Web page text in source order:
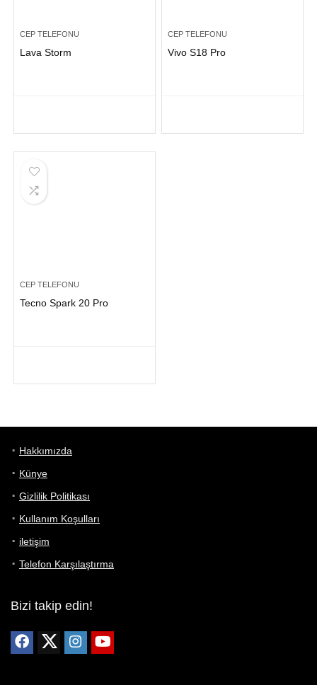
CEP TELEFONU
Lava Storm
CEP TELEFONU
Vivo S18 Pro
CEP TELEFONU
Tecno Spark 20 Pro
Hakkımızda
Künye
Gizlilik Politikası
Kullanım Koşulları
iletişim
Telefon Karşılaştırma
Bizi takip edin!